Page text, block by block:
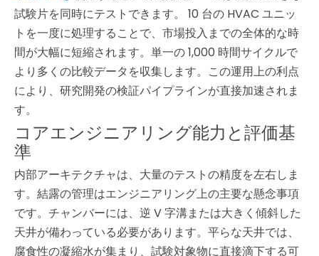
試験片を同時にテストできます。 10 台の HVAC ユニッ
トを一度に処理することで、市場投入までの全体的な時
間が大幅に短縮されます。単一の 1,000 時間サイクルで
より多くの比較データを収集します。この運用上の利点
により、研究開発の検証パイプラインが直接加速されま
す。
コアエンジニアリング能力と評価基
準
内部アーキテクチャは、大量のテストの精度を左右しま
す。結露の管理はエンジニアリング上の主要な懸念事項
です。チャンバーには、逆 V 字溝または大きく傾斜した
天井が備わっている必要があります。平らな天井では、
腐食性の凝縮水が集まり、試験対象物に直接滴下する可